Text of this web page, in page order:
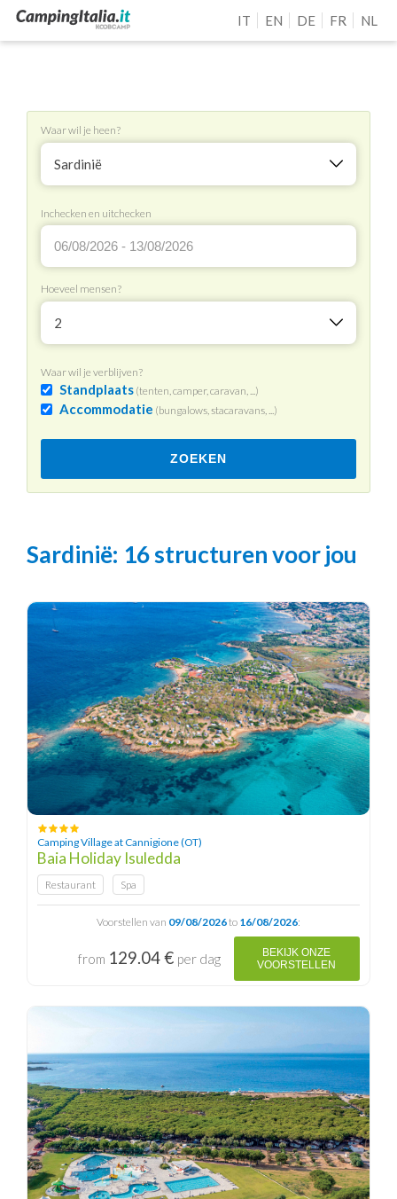
IT EN DE FR NL
Waar wil je heen?
Sardinië
Inchecken en uitchecken
Hoeveel mensen?
2
Waar wil je verblijven?
Standplaats(tenten, camper, caravan, ...)
Accommodatie (bungalows, stacaravans, ...)
ZOEKEN
Sardinië: 16 structuren voor jou
Camping Village at Cannigione (OT)
Baia Holiday Isuledda
Restaurant Spa
Voorstellen van 09/08/2026to 16/08/2026:
from 129.04 € per dag
BEKIJK ONZE
VOORSTELLEN